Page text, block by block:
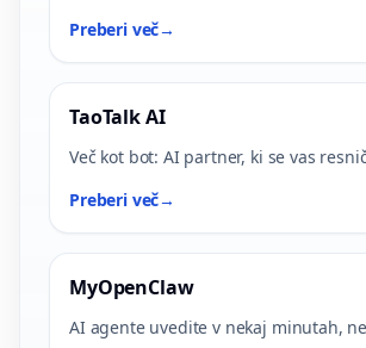
Preberi več→
TaoTalk AI
Več kot bot: AI partner, ki se vas
Preberi več→
MyOpenClaw
AI agente uvedite v nekaj minutah,